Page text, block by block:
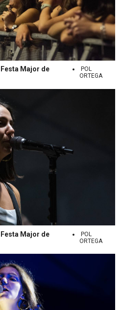
Major de
POL
ORTEGA
Major de
POL
ORTEGA